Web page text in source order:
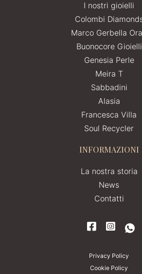
I nostri gioielli
Colombi
Marco Gerbella
Buonocore Gioielli
Genesia Perle
Meira T
Sabbadini
Alasia
Francesca Villa
Soul Recycler
INFORMAZIONI
La nostra storia
News
Contatti
Privacy Policy
Cookie Policy